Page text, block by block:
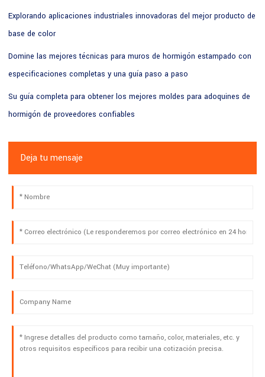
Explorando aplicaciones industriales innovadoras del mejor producto de
base de color
Domine las mejores técnicas para muros de hormigón estampado con
especificaciones completas y una guía paso a paso
Su guía completa para obtener los mejores moldes para adoquines de
hormigón de proveedores confiables
Deja tu mensaje